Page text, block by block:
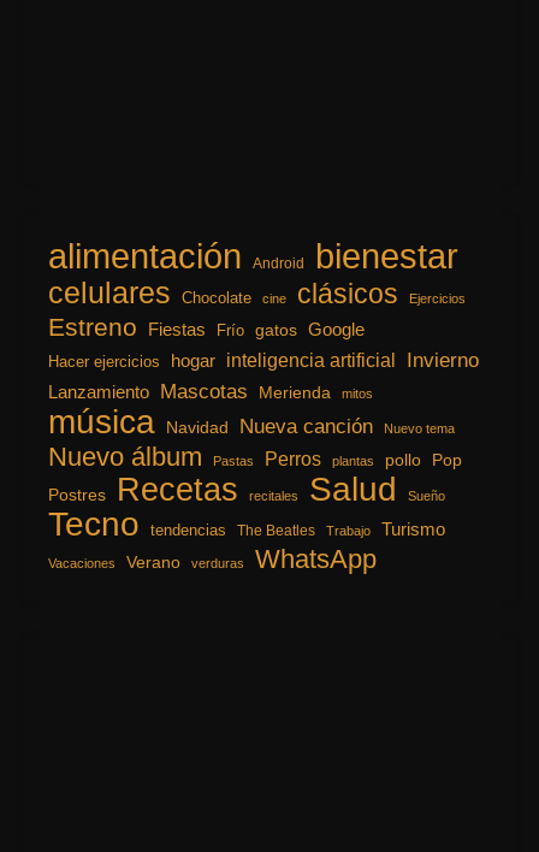
alimentación Android bienestar
celulares Chocolate cine clásicos Ejercicios
Estreno Fiestas Frío gatos Google
Hacer ejercicios hogar inteligencia artificial Invierno
Lanzamiento Mascotas Merienda mitos
música Navidad Nueva canción Nuevo tema
Nuevo álbum Pastas Perros plantas pollo
Pop
Postres
Recetas recitales Salud Sueño
Tecno tendencias The Beatles Trabajo Turismo
Vacaciones Verano verduras WhatsApp